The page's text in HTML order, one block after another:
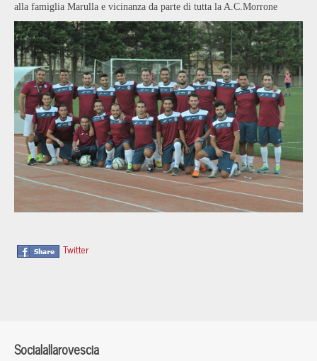
alla famiglia Marulla e vicinanza da parte di tutta la A.C.Morrone
Twitter
Socialallarovescia